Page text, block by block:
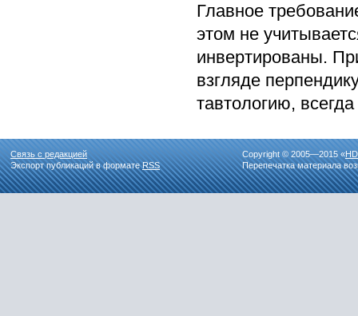
Главное
этом не
инвертированы.
взгляде
тавтологию,
Связь с редакцией
Экспорт публикаций в форматеRSS
Copyright © 2005—2015 «
Перепечатка материала